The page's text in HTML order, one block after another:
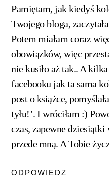
Pamiętam, jak kiedyś
Twojego bloga,
Potem miałam coraz
obowiązków, więc
nie kusiło aż tak.. A
facebooku jak ta sama
post o książce,
tyłu!’. I wróciłam :)
czas, zapewne
przede mną. A Tobie
ODPOWIEDZ